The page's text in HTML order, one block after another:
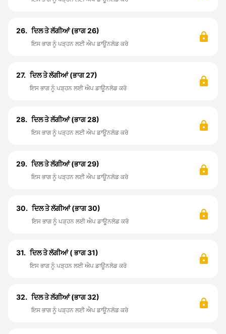
26. ਦਿਲ ਤੇ ਲੱਗੀਆਂ (ਭਾਗ 26)
ਇਸ ਭਾਗ ਨੂੰ ਪੜ੍ਹਨ ਲਈ ਐਪ ਡਾਊਨਲੋਡ ਕਰੋ
27. ਦਿਲ ਤੇ ਲੱਗੀਆਂ (ਭਾਗ 27)
ਇਸ ਭਾਗ ਨੂੰ ਪੜ੍ਹਨ ਲਈ ਐਪ ਡਾਊਨਲੋਡ ਕਰੋ
28. ਦਿਲ ਤੇ ਲੱਗੀਆਂ (ਭਾਗ 28)
ਇਸ ਭਾਗ ਨੂੰ ਪੜ੍ਹਨ ਲਈ ਐਪ ਡਾਊਨਲੋਡ ਕਰੋ
29. ਦਿਲ ਤੇ ਲੱਗੀਆਂ (ਭਾਗ 29)
ਇਸ ਭਾਗ ਨੂੰ ਪੜ੍ਹਨ ਲਈ ਐਪ ਡਾਊਨਲੋਡ ਕਰੋ
30. ਦਿਲ ਤੇ ਲੱਗੀਆਂ (ਭਾਗ 30)
ਇਸ ਭਾਗ ਨੂੰ ਪੜ੍ਹਨ ਲਈ ਐਪ ਡਾਊਨਲੋਡ ਕਰੋ
31. ਦਿਲ ਤੇ ਲੱਗੀਆਂ ( ਭਾਗ 31)
ਇਸ ਭਾਗ ਨੂੰ ਪੜ੍ਹਨ ਲਈ ਐਪ ਡਾਊਨਲੋਡ ਕਰੋ
32. ਦਿਲ ਤੇ ਲੱਗੀਆਂ (ਭਾਗ 32)
ਇਸ ਭਾਗ ਨੂੰ ਪੜ੍ਹਨ ਲਈ ਐਪ ਡਾਊਨਲੋਡ ਕਰੋ